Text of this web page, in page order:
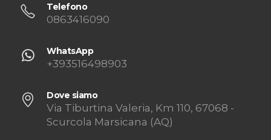
Telefono
0863416090
WhatsApp
+393516498903
Dove siamo
Via Tiburtina Valeria, Km 110, 67068 -
Scurcola Marsicana (AQ)